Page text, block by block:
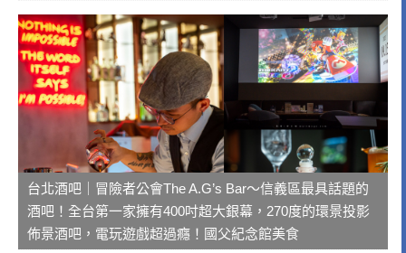
台北酒吧｜冒險者公會The A.G’s Bar～信義區最具話題的
酒吧！全台第一家擁有400吋超大銀幕，270度的環景投影
佈景酒吧，電玩遊戲超過癮！國父紀念館美食